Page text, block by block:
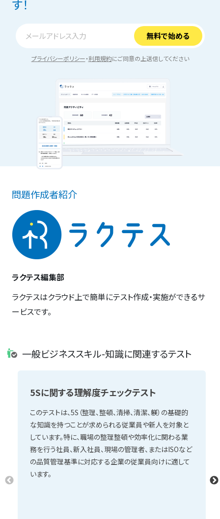
す！
プライバシーポリシー・利用規約にご同意の上送信してください
問題作成者紹介
ラクテス編集部
ラクテスはクラウド上で簡単にテスト作成・実施ができるサ
ービスです。
一般ビジネススキル-知識に関連するテスト
5Sに関する理解度チェックテスト
このテストは、5S（整理、整頓、清掃、清潔、躾）の基礎的
な知識を持つことが求められる従業員や新人を対象と
しています。特に、職場の整理整頓や効率化に関わる業
務を行う社員、新入社員、現場の管理者、またはISOなど
の品質管理基準に対応する企業の従業員向けに適して
います。